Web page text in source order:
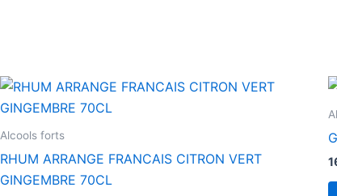
Alcools forts
RHUM ARRANGE FRANCAIS CITRON VERT
GINGEMBRE 70CL